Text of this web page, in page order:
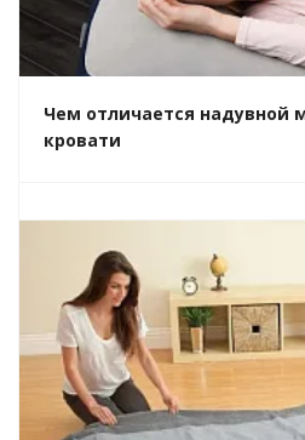
Чем отличается надувной
кровати